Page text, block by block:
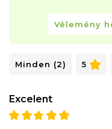
Vélemény
Minden (2) 5
Excelent